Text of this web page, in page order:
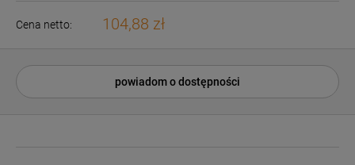
Cena netto: 104,88 zł
powiadom o dostępności